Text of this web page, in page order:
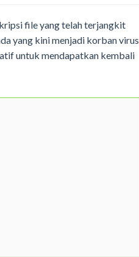
file yang telah terjangkit
yang kini menjadi korban virus
untuk mendapatkan kembali